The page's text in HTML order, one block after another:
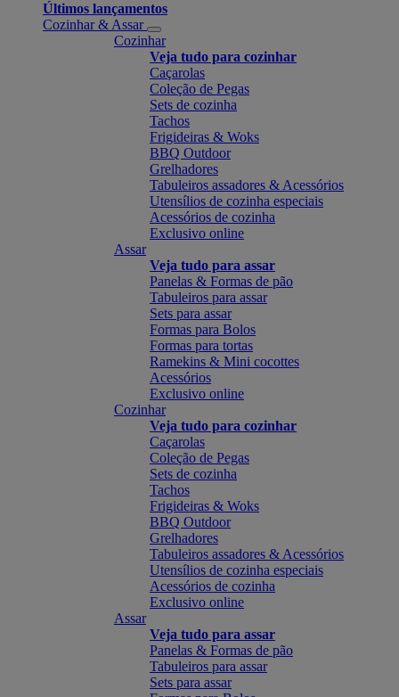
Últimos lançamentos
Cozinhar & Assar
Cozinhar
Veja tudo para cozinhar
Caçarolas
Coleção de Pegas
Sets de cozinha
Tachos
Frigideiras & Woks
BBQ Outdoor
Grelhadores
Tabuleiros assadores & Acessórios
Utensílios de cozinha especiais
Acessórios de cozinha
Exclusivo online
Assar
Veja tudo para assar
Panelas & Formas de pão
Tabuleiros para assar
Sets para assar
Formas para Bolos
Formas para tortas
Ramekins & Mini cocottes
Acessórios
Exclusivo online
Cozinhar
Veja tudo para cozinhar
Caçarolas
Coleção de Pegas
Sets de cozinha
Tachos
Frigideiras & Woks
BBQ Outdoor
Grelhadores
Tabuleiros assadores & Acessórios
Utensílios de cozinha especiais
Acessórios de cozinha
Exclusivo online
Assar
Veja tudo para assar
Panelas & Formas de pão
Tabuleiros para assar
Sets para assar